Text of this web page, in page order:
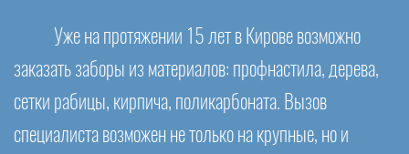
Уже на протяжении 15 лет в Кирове возможно
заказать заборы из материалов: профнастила, дерева,
сетки рабицы, кирпича, поликарбоната. Вызов
специалиста возможен не только на крупные, но и